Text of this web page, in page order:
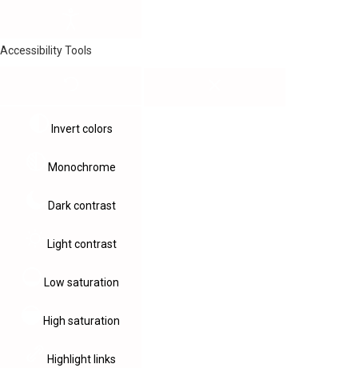
Accessibility Tools
Invert colors
Monochrome
Dark contrast
Light contrast
Low saturation
High saturation
Highlight links